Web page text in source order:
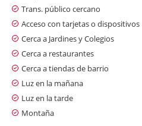
Trans. público cercano
Acceso con tarjetas o dispositivos
Cerca a Jardines y Colegios
Cerca a restaurantes
Cerca a tiendas de barrio
Luz en la mañana
Luz en la tarde
Montaña